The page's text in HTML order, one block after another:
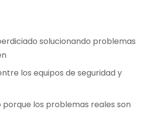
solucionando problemas
los equipos de seguridad y
porque los problemas reales son